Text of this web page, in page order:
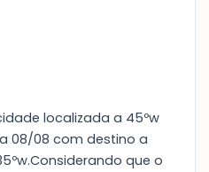
localizada a 45ºw
08/08 com destino a
que o